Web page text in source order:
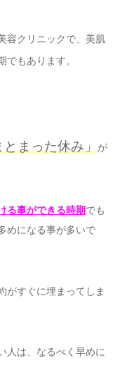
容クリニックで、美肌
もあります。
まった休み」
が
る事ができる時期でも
めになる事が多いで
がすぐに埋まってしま
人は、なるべく早めに